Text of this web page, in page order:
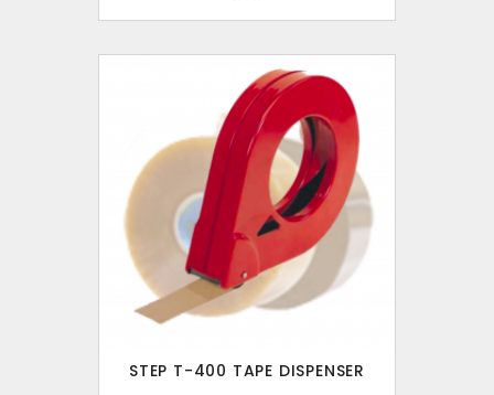
STEP T-400 TAPE DISPENSER